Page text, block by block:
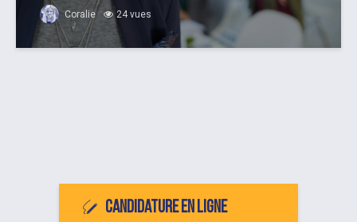
Coralie 24 vues
Candidature en ligne